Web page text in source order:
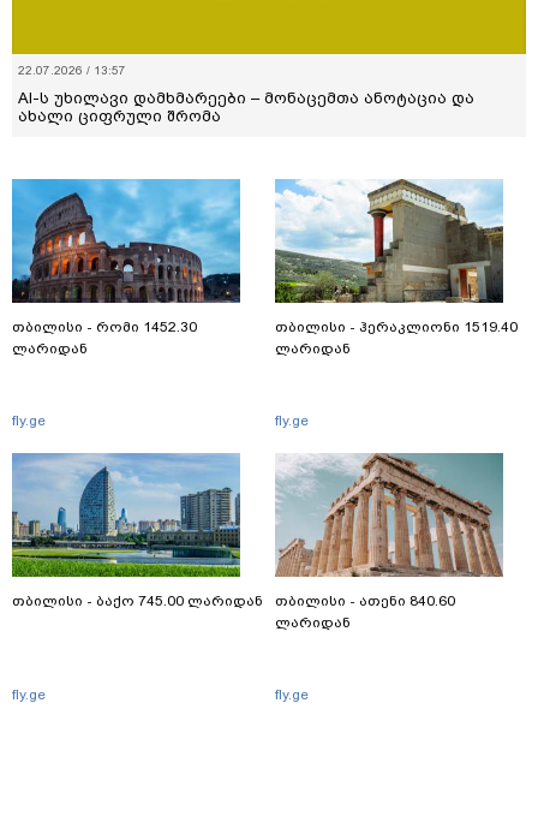
22.07.2026 / 13:57
AI-ს უხილავი დამხმარეები – მონაცემთა ანოტაცია და
ახალი ციფრული შრომა
თბილისი - რომი 1452.30
ლარიდან
fly.ge
თბილისი - ბაქო 745.00 ლარიდან
fly.ge
თბილისი - ჰერაკლიონი 1519.40
ლარიდან
fly.ge
თბილისი - ათენი 840.60
ლარიდან
fly.ge